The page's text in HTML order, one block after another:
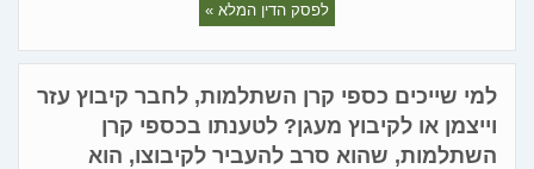
לפסק הדין המלא »
למי שייכים כספי קרן השתלמות, לחבר קיבוץ עזר
וייצמן או לקיבוץ מעגן? לטענתו בכספי קרן
השתלמות, שהוא סרב להעביר לקיבוצו, הוא